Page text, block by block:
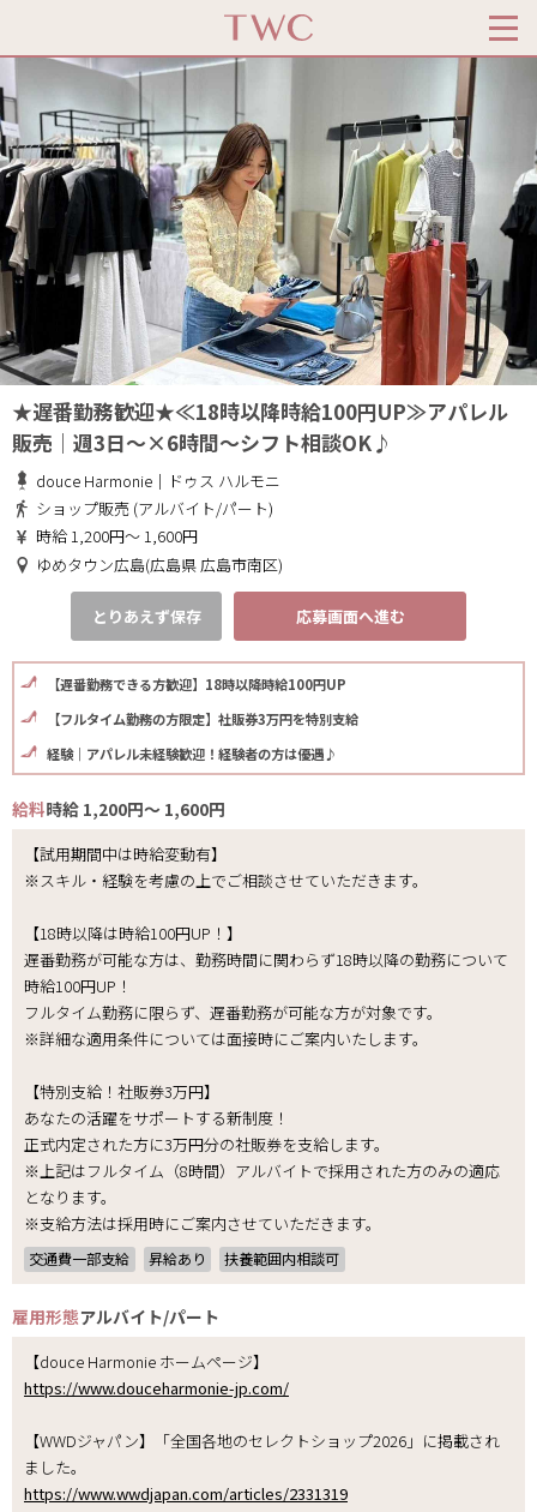
★遅番勤務歓迎★≪18時以降時給100円UP≫アパレル
販売｜週3日～×6時間～シフト相談OK♪
douce Harmonie｜ドゥス ハルモニ
ショップ販売 (アルバイト/パート)
時給 1,200円～ 1,600円
ゆめタウン広島(広島県 広島市南区)
とりあえず保存 応募画面へ進む
【遅番勤務できる方歓迎】18時以降時給100円UP
【フルタイム勤務の方限定】社販券3万円を特別支給
経験｜アパレル未経験歓迎！経験者の方は優遇♪
給料時給 1,200円～ 1,600円
【試用期間中は時給変動有】
※スキル・経験を考慮の上でご相談させていただきます。
【18時以降は時給100円UP！】
遅番勤務が可能な方は、勤務時間に関わらず18時以降の勤務について
時給100円UP！
フルタイム勤務に限らず、遅番勤務が可能な方が対象です。
※詳細な適用条件については面接時にご案内いたします。
【特別支給！社販券3万円】
あなたの活躍をサポートする新制度！
正式内定された方に3万円分の社販券を支給します。
※上記はフルタイム（8時間）アルバイトで採用された方のみの適応
となります。
※支給方法は採用時にご案内させていただきます。
交通費一部支給 昇給あり 扶養範囲内相談可
雇用形態アルバイト/パート
【douce Harmonie ホームページ】
https://www.douceharmonie-jp.com/
【WWDジャパン】「全国各地のセレクトショップ2026」に掲載され
ました。
https://www.wwdjapan.com/articles/2331319